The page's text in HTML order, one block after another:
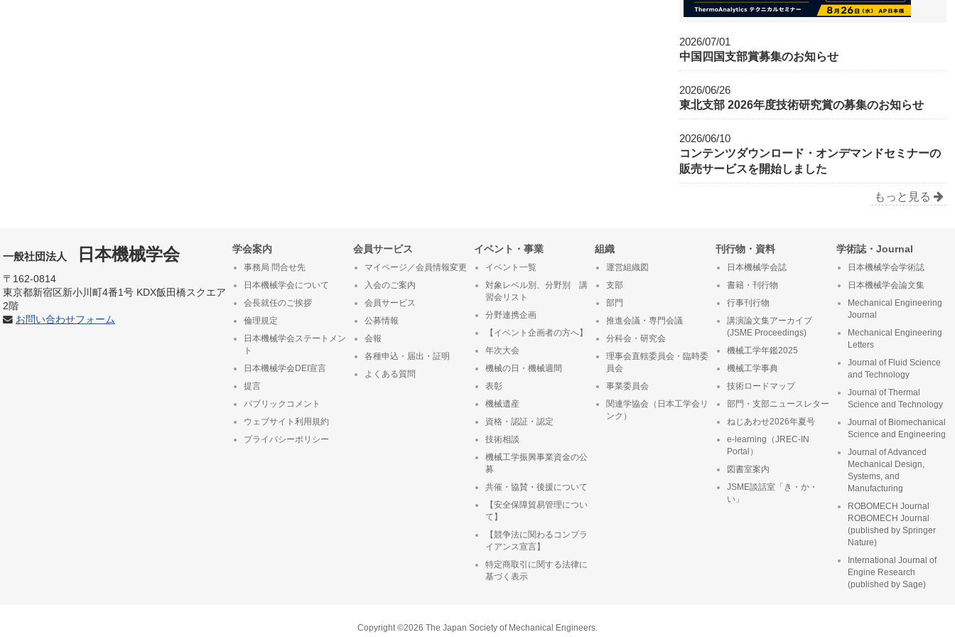
2026/07/01
中国四国支部賞募集のお知らせ
2026/06/26
東北支部 2026年度技術研究賞の募集のお知らせ
2026/06/10
コンテンツダウンロード・オンデマンドセミナーの
販売サービスを開始しました
もっと見る
一般社団法人 日本機械学会
〒162-0814
東京都新宿区新小川町4番1号 KDX飯田橋スクエア
2階
お問い合わせフォーム
学会案内
事務局 問合せ先
日本機械学会について
会長就任のご挨拶
倫理規定
日本機械学会ステートメン
ト
日本機械学会DEI宣言
提言
パブリックコメント
ウェブサイト利用規約
プライバシーポリシー
会員サービス
マイページ／会員情報変更
入会のご案内
会員サービス
公募情報
会報
各種申込・届出・証明
よくある質問
イベント・事業
イベント一覧
対象レベル別、分野別 講
習会リスト
分野連携企画
【イベント企画者の方へ】
年次大会
機械の日・機械週間
表彰
機械遺産
資格・認証・認定
技術相談
機械工学振興事業資金の公
募
共催・協賛・後援について
【安全保障貿易管理につい
て】
【競争法に関わるコンプラ
イアンス宣言】
特定商取引に関する法律に
基づく表示
組織
運営組織図
支部
部門
推進会議・専門会議
分科会・研究会
理事会直轄委員会・臨時委
員会
事業委員会
関連学協会（日本工学会リ
ンク）
刊行物・資料
日本機械学会誌
書籍・刊行物
行事刊行物
講演論文集アーカイブ
(JSME Proceedings)
機械工学年鑑2025
機械工学事典
技術ロードマップ
部門・支部ニュースレター
ねじあわせ2026年夏号
e-learning（JREC-IN
Portal）
図書室案内
JSME談話室「き・か・
い」
学術誌・Journal
日本機械学会学術誌
日本機械学会論文集
Mechanical Engineering
Journal
Mechanical Engineering
Letters
Journal of Fluid Science
and Technology
Journal of Thermal
Science and Technology
Journal of Biomechanical
Science and Engineering
Journal of Advanced
Mechanical Design,
Systems, and
Manufacturing
ROBOMECH Journal
ROBOMECH Journal
(published by Springer
Nature)
International Journal of
Engine Research
(published by Sage)
Copyright ©2026 The Japan Society of Mechanical Engineers.